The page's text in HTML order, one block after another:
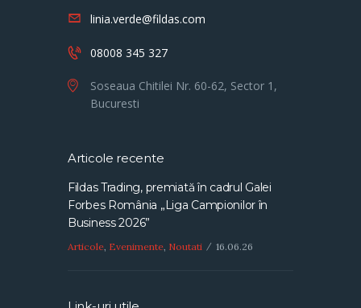
linia.verde@fildas.com
08008 345 327
Soseaua Chitilei Nr. 60-62, Sector 1,
Bucuresti
Articole recente
Fildas Trading, premiată în cadrul Galei
Forbes România „Liga Campionilor în
Business 2026”
Articole Evenimente Noutati 16.06.26